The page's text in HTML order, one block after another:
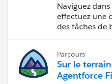
Naviguez
effectuez une
des tâches de
Parcours
Sur le
Agentforce